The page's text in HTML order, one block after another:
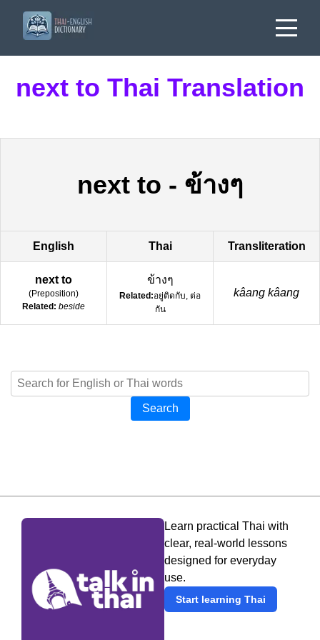
next to Thai Translation
next to - ข้างๆ
English Thai Transliteration
next to
(Preposition)
Related: beside
ข้างๆ
Related:อยู่ติดกับ, ต่อ
กัน
kâang kâang
Search
Learn practical Thai with
clear, real-world lessons
designed for everyday
use.
Start learning Thai